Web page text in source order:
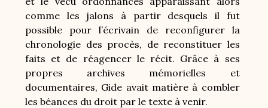
comme les jalons à partir desquels il fut
possible pour l’écrivain de reconfigurer la
chronologie des procès, de reconstituer les
faits et de réagencer le récit. Grâce à ses
propres archives mémorielles et
documentaires, Gide avait matière à combler
les béances du droit par le texte à venir.